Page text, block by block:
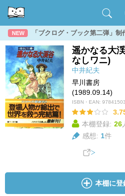
NEW 「ブクログ・ブック第二弾」
遥かなる大
なしワニ)
中井紀夫
早川書房
(1989.09.14)
ISBN・EAN:
本棚登録: 26
感想: 1件
本棚に登